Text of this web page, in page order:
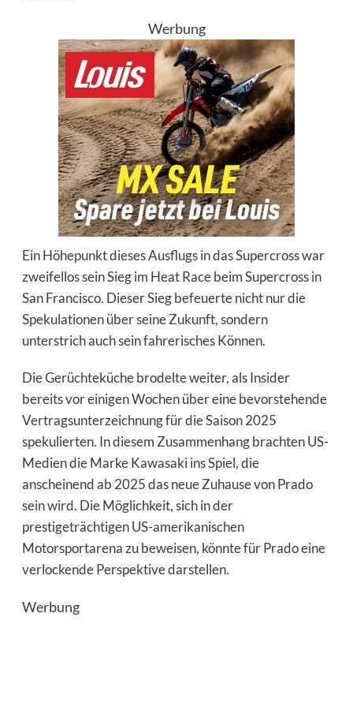
Werbung
Ein Höhepunkt dieses Ausflugs in das Supercross war
zweifellos sein Sieg im Heat Race beim Supercross in
San Francisco. Dieser Sieg befeuerte nicht nur die
Spekulationen über seine Zukunft, sondern
unterstrich auch sein fahrerisches Können.
Die Gerüchteküche brodelte weiter, als Insider
bereits vor einigen Wochen über eine bevorstehende
Vertragsunterzeichnung für die Saison 2025
spekulierten. In diesem Zusammenhang brachten US-
Medien die Marke Kawasaki ins Spiel, die
anscheinend ab 2025 das neue Zuhause von Prado
sein wird. Die Möglichkeit, sich in der
prestigeträchtigen US-amerikanischen
Motorsportarena zu beweisen, könnte für Prado eine
verlockende Perspektive darstellen.
Werbung